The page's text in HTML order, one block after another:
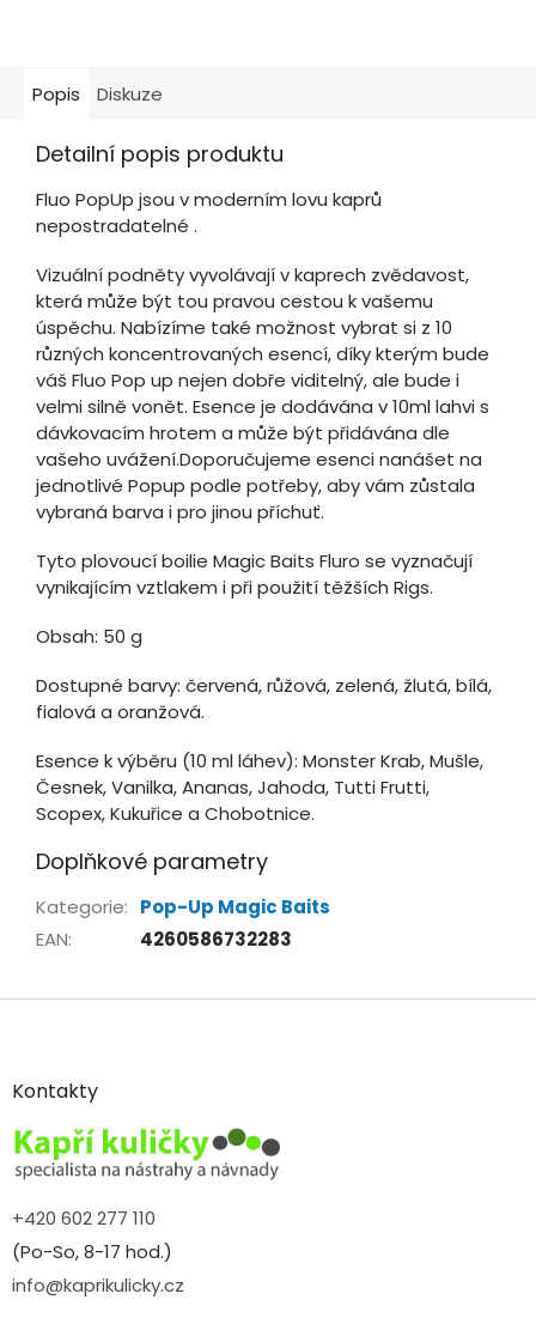
Popis Diskuze
Detailní popis produktu
Fluo PopUp jsou v moderním lovu kaprů
nepostradatelné .
Vizuální podněty vyvolávají v kaprech zvědavost,
která může být tou pravou cestou k vašemu
úspěchu. Nabízíme také možnost vybrat si z 10
různých koncentrovaných esencí, díky kterým bude
váš Fluo Pop up nejen dobře viditelný, ale bude i
velmi silně vonět. Esence je dodávána v 10ml lahvi s
dávkovacím hrotem a může být přidávána dle
vašeho uvážení.Doporučujeme esenci nanášet na
jednotlivé Popup podle potřeby, aby vám zůstala
vybraná barva i pro jinou příchuť.
Tyto plovoucí boilie Magic Baits Fluro se vyznačují
vynikajícím vztlakem i při použití těžších Rigs.
Obsah: 50 g
Dostupné barvy: červená, růžová, zelená, žlutá, bílá,
fialová a oranžová.
Esence k výběru (10 ml láhev): Monster Krab, Mušle,
Česnek, Vanilka, Ananas, Jahoda, Tutti Frutti,
Scopex, Kukuřice a Chobotnice.
Doplňkové parametry
Kategorie: Pop-Up Magic Baits
EAN: 4260586732283
Z
aKontakty
+420 602 277 110
(Po-So, 8-17 hod.)
info@kaprikulicky.cz